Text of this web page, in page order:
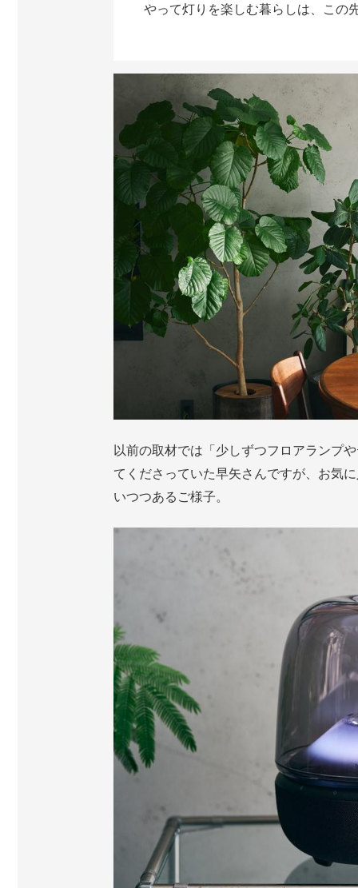
やって灯りを楽しむ暮らしは、この
以前の取材では「少しずつフロアランプ
てくださっていた早矢さんですが、お気
いつつあるご様子。